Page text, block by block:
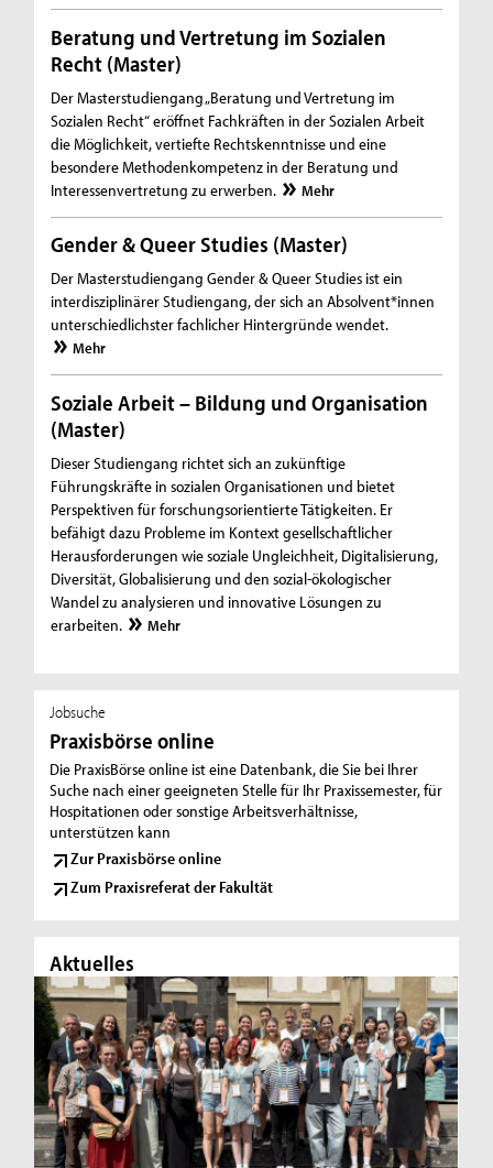
Beratung und Vertretung im Sozialen
Recht (Master)
Der Masterstudiengang „Beratung und Vertretung im
Sozialen Recht“ eröffnet Fachkräften in der Sozialen Arbeit
die Möglichkeit, vertiefte Rechtskenntnisse und eine
besondere Methodenkompetenz in der Beratung und
Interessenvertretung zu erwerben.
Mehr
Gender & Queer Studies (Master)
Der Masterstudiengang Gender & Queer Studies ist ein
interdisziplinärer Studiengang, der sich an Absolvent*innen
unterschiedlichster fachlicher Hintergründe wendet.
Mehr
Soziale Arbeit – Bildung und Organisation
(Master)
Dieser Studiengang richtet sich an zukünftige
Führungskräfte in sozialen Organisationen und bietet
Perspektiven für forschungsorientierte Tätigkeiten. Er
befähigt dazu Probleme im Kontext gesellschaftlicher
Herausforderungen wie soziale Ungleichheit, Digitalisierung,
Diversität, Globalisierung und den sozial-ökologischer
Wandel zu analysieren und innovative Lösungen zu
erarbeiten.
Mehr
Jobsuche
Praxisbörse online
Die PraxisBörse online ist eine Datenbank, die Sie bei Ihrer
Suche nach einer geeigneten Stelle für Ihr Praxissemester, für
Hospitationen oder sonstige Arbeitsverhältnisse,
unterstützen kann
Zur Praxisbörse online
Zum Praxisreferat der Fakultät
Aktuelles